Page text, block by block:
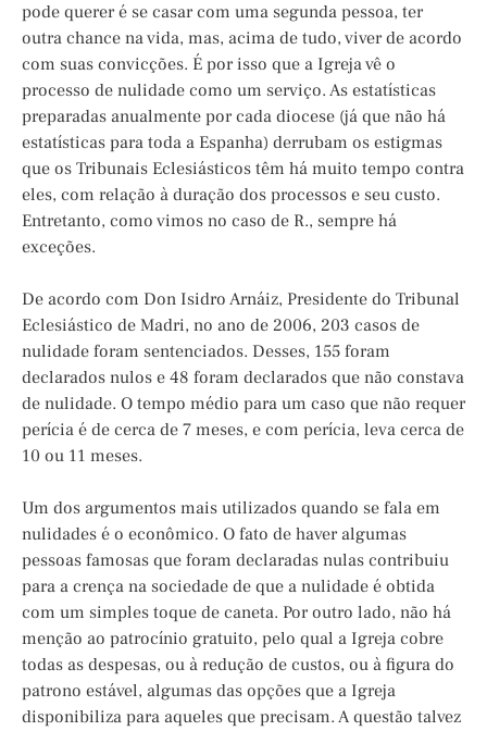
pode querer é se casar com uma segunda pessoa, ter
outra chance na vida, mas, acima de tudo, viver de acordo
com suas convicções. É por isso que a Igreja vê o
processo de nulidade como um serviço. As estatísticas
preparadas anualmente por cada diocese (já que não há
estatísticas para toda a Espanha) derrubam os estigmas
que os Tribunais Eclesiásticos têm há muito tempo contra
eles, com relação à duração dos processos e seu custo.
Entretanto, como vimos no caso de R., sempre há
exceções.
De acordo com Don Isidro Arnáiz, Presidente do Tribunal
Eclesiástico de Madri, no ano de 2006, 203 casos de
nulidade foram sentenciados. Desses, 155 foram
declarados nulos e 48 foram declarados que não constava
de nulidade. O tempo médio para um caso que não requer
perícia é de cerca de 7 meses, e com perícia, leva cerca de
10 ou 11 meses.
Um dos argumentos mais utilizados quando se fala em
nulidades é o econômico. O fato de haver algumas
pessoas famosas que foram declaradas nulas contribuiu
para a crença na sociedade de que a nulidade é obtida
com um simples toque de caneta. Por outro lado, não há
menção ao patrocínio gratuito, pelo qual a Igreja cobre
todas as despesas, ou à redução de custos, ou à figura do
patrono estável, algumas das opções que a Igreja
disponibiliza para aqueles que precisam. A questão talvez